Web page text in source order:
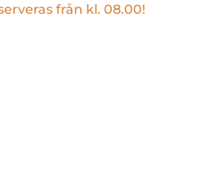
från kl. 08.00!